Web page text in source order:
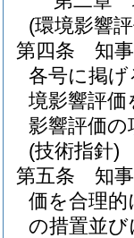
(環境影響
第四条
知
各号に掲
境影響評
影響評価
(技術指針)
第五条
知
価を合理
の措置並